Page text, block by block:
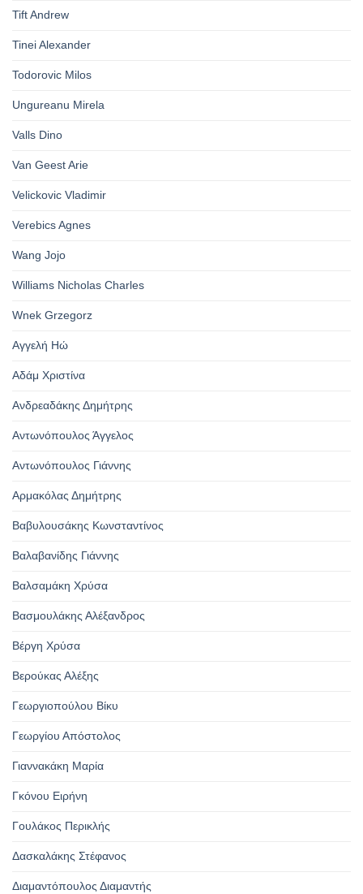
Tift Andrew
Tinei Alexander
Todorovic Milos
Ungureanu Mirela
Valls Dino
Van Geest Arie
Velickovic Vladimir
Verebics Agnes
Wang Jojo
Williams Nicholas Charles
Wnek Grzegorz
Αγγελή Ηώ
Αδάμ Χριστίνα
Ανδρεαδάκης Δημήτρης
Αντωνόπουλος Άγγελος
Αντωνόπουλος Γιάννης
Αρμακόλας Δημήτρης
Βαβυλουσάκης Κωνσταντίνος
Βαλαβανίδης Γιάννης
Βαλσαμάκη Χρύσα
Βασμουλάκης Αλέξανδρος
Βέργη Χρύσα
Βερούκας Αλέξης
Γεωργιοπούλου Βίκυ
Γεωργίου Απόστολος
Γιαννακάκη Μαρία
Γκόνου Ειρήνη
Γουλάκος Περικλής
Δασκαλάκης Στέφανος
Διαμαντόπουλος Διαμαντής